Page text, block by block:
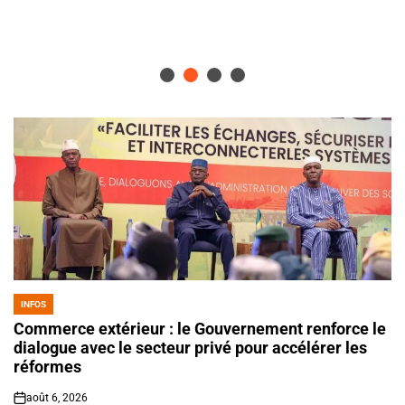
POSTED
IN
INFOS
Commerce extérieur : le Gouvernement renforce le
dialogue avec le secteur privé pour accélérer les
réformes
août 6, 2026